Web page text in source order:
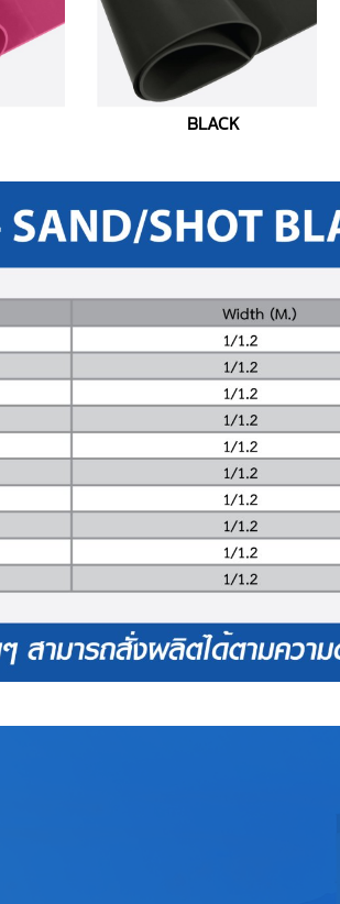
BLACK